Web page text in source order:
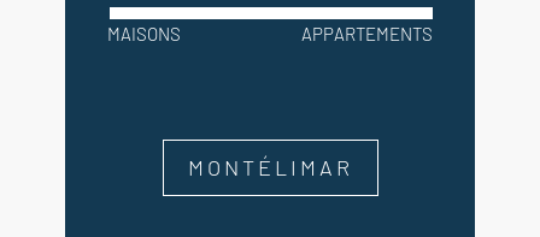
MAISONS APPARTEMENTS
MONTÉLIMAR